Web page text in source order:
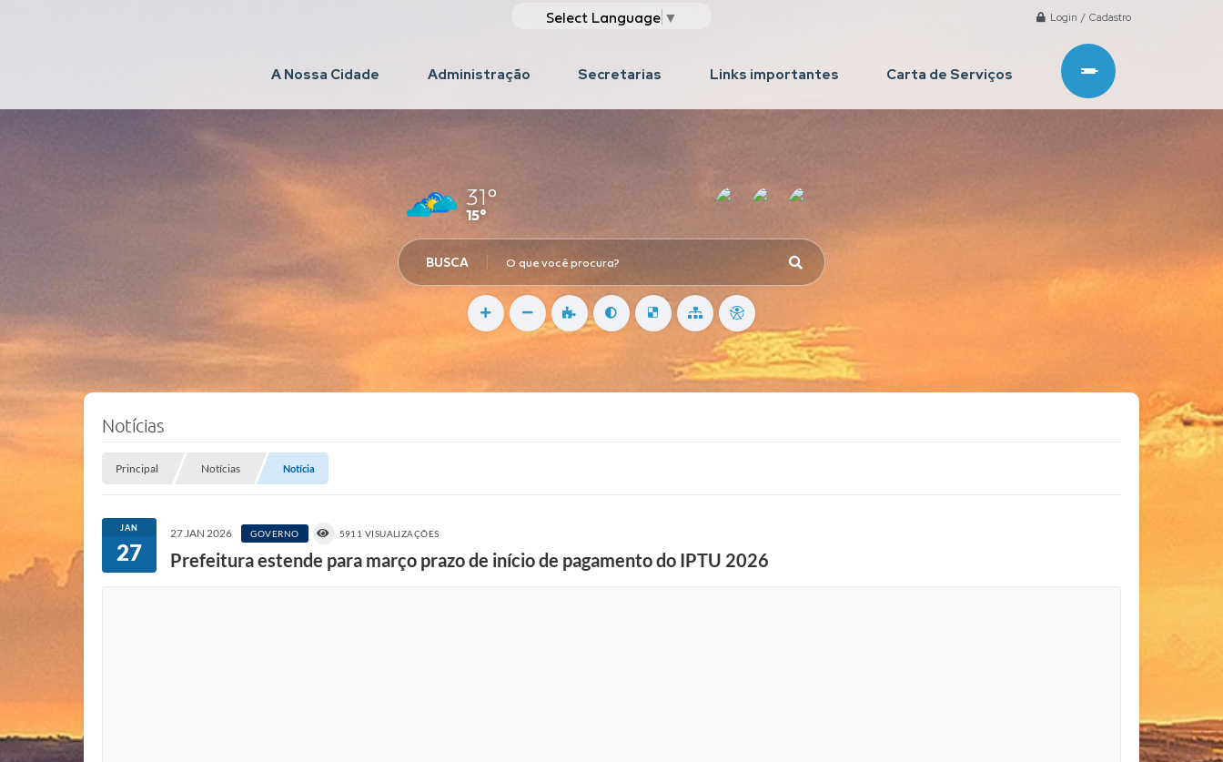
Login / Cadastro
Select Language ▼
A Nossa Cidade Administração Secretarias Links importantes Carta de Serviços
31°
15°
BUSCA
Notícias
Principal Notícias Notícia
JAN
27
27 JAN 2026 GOVERNO 5911 VISUALIZAÇÕES
Prefeitura estende para março prazo de início de pagamento do IPTU 2026